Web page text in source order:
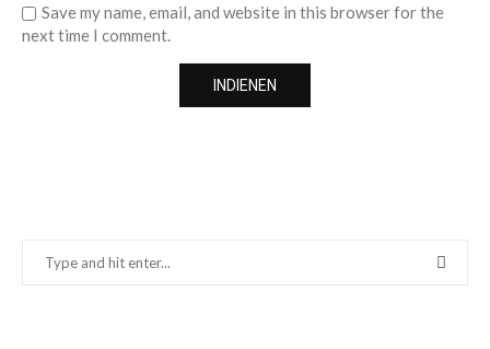
Save my name, email, and website in this browser for the
next time I comment.